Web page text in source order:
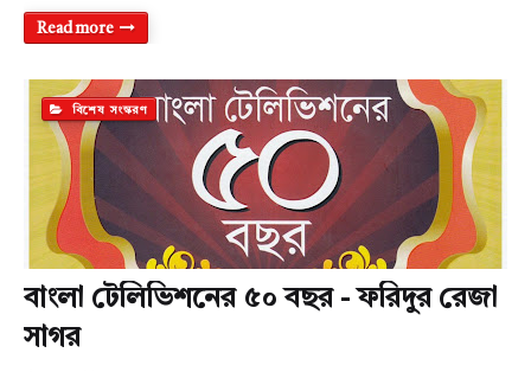
Read more
বিশেষ সংস্করণ
বাংলা টেলিভিশনের ৫০ বছর - ফরিদুর রেজা
সাগর